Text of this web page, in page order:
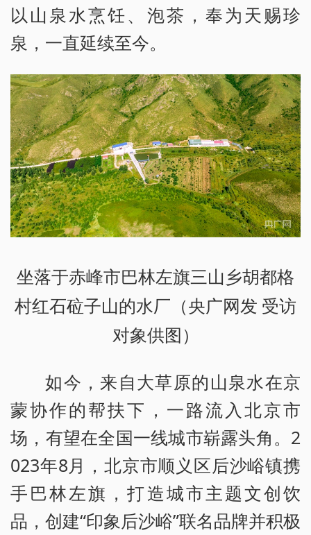
以山泉水烹饪、泡茶，奉为天赐珍
泉，一直延续至今。
坐落于赤峰市巴林左旗三山乡胡都格
村红石砬子山的水厂（央广网发 受访
对象供图）
如今，来自大草原的山泉水在京
蒙协作的帮扶下，一路流入北京市
场，有望在全国一线城市崭露头角。2
023年8月，北京市顺义区后沙峪镇携
手巴林左旗，打造城市主题文创饮
品，创建“印象后沙峪”联名品牌并积极